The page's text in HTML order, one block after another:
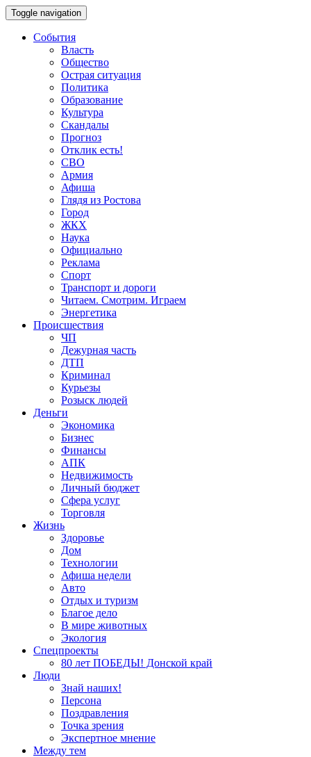
Toggle navigation
События
Власть
Общество
Острая ситуация
Политика
Образование
Культура
Скандалы
Прогноз
Отклик есть!
СВО
Армия
Афиша
Глядя из Ростова
Город
ЖКХ
Наука
Официально
Реклама
Спорт
Транспорт и дороги
Читаем. Смотрим. Играем
Энергетика
Происшествия
ЧП
Дежурная часть
ДТП
Криминал
Курьезы
Розыск людей
Деньги
Экономика
Бизнес
Финансы
АПК
Недвижимость
Личный бюджет
Сфера услуг
Торговля
Жизнь
Здоровье
Дом
Технологии
Афиша недели
Авто
Отдых и туризм
Благое дело
В мире животных
Экология
Спецпроекты
80 лет ПОБЕДЫ! Донской край
Люди
Знай наших!
Персона
Поздравления
Точка зрения
Экспертное мнение
Между тем